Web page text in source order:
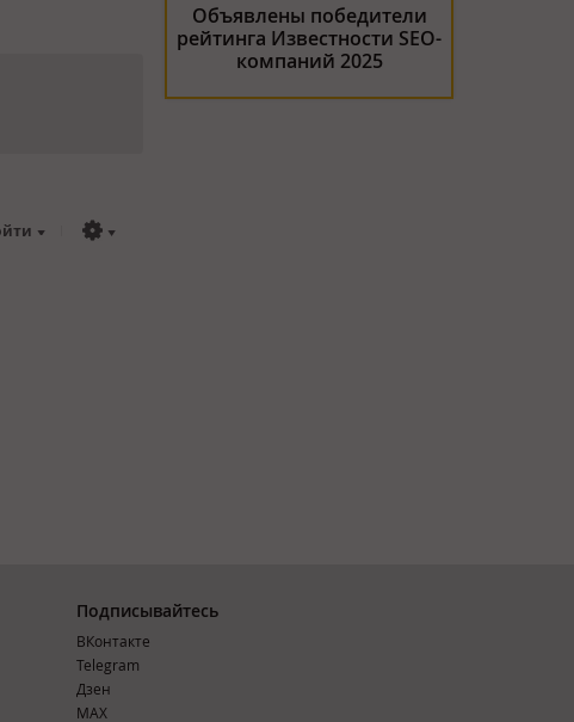
Объявлены победители
рейтинга Известности SEO-
компаний 2025
Подписывайтесь
ВКонтакте
Telegram
Дзен
MAX